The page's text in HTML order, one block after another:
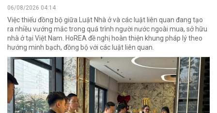
06/08/2026 04:14
Việc thiếu đồng bộ giữa Luật Nhà ở và các luật liên quan đang tạo
ra nhiều vướng mắc trong quá trình người nước ngoài mua, sở hữu
nhà ở tại Việt Nam. HoREA đề nghị hoàn thiện khung pháp lý theo
hướng minh bạch, đồng bộ với các luật liên quan.